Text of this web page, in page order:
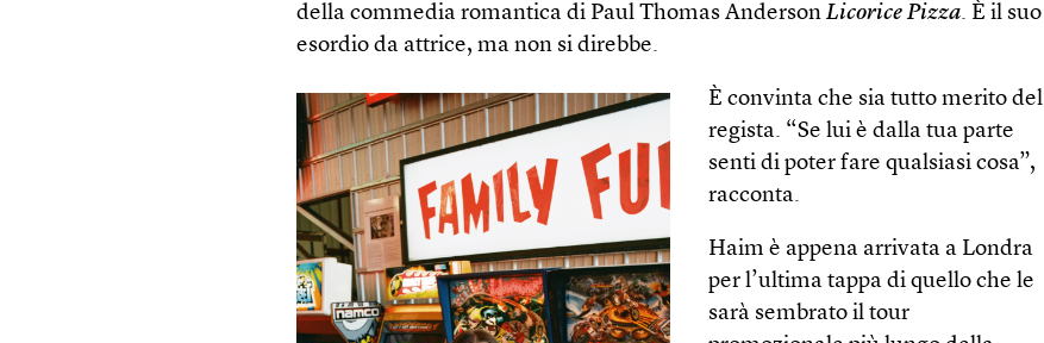
della commedia romantica di Paul Thomas AndersonLicorice Pizza. È il suo
esordio da attrice, ma non si direbbe.
È convinta che sia tutto merito del
regista. “Se lui è dalla tua parte
senti di poter fare qualsiasi cosa”,
racconta.
Haim è appena arrivata a Londra
per l’ultima tappa di quello che le
sarà sembrato il tour